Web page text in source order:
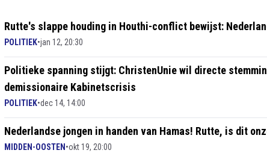
Rutte's slappe houding in Houthi-conflict bewijst:
POLITIEK•jan 12, 20:30
Politieke spanning stijgt: ChristenUnie wil directe
demissionaire Kabinetscrisis
POLITIEK•dec 14, 14:00
Nederlandse jongen in handen van Hamas! Rutte, is dit
MIDDEN-OOSTEN •okt 19, 20:00